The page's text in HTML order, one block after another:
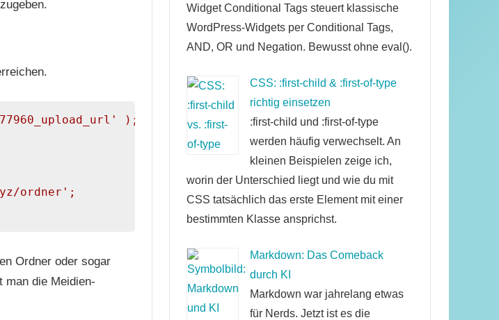
);
ordner';
Ordner oder sogar
man die Meidien-
Widget Conditional Tags steuert klassische
WordPress-Widgets per Conditional Tags,
AND, OR und Negation. Bewusst ohne eval().
CSS: :first-child & :first-of-type
richtig einsetzen
:first-child und :first-of-type
werden häufig verwechselt. An
kleinen Beispielen zeige ich,
worin der Unterschied liegt und wie du mit
CSS tatsächlich das erste Element mit einer
bestimmten Klasse ansprichst.
Markdown: Das Comeback
durch KI
Markdown war jahrelang etwas
für Nerds. Jetzt ist es die